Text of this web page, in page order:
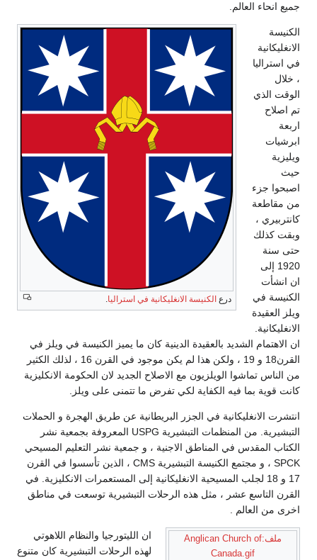
جميع انحاء العالم.
درع الكنيسة الانغليكانية في استراليا.
الكنيسة
الانغليكانية
في استراليا
، خلال
الوقت الذي
تم اصلاح
اربعة
ابرشيات
ويليزية
حيث
اصبحوا جزء
من مقاطعة
كانتربيري ،
وبقت كذلك
حتى سنة
1920 إلى
ان انشأت
الكنيسة في
ويلز العقيدة
الانغليكانية.
ان الاهتمام الشديد بالعقيدة الدينية كان ما يميز الكنيسة في ويلز في
القرن18 و 19 ، ولكن هذا لم يكن موجود في القرن 16 ، لذلك الكثير
من الناس تماشوا الويلزيون مع الاصلاح الجديد لان الحكومة الانكليزية
كانت قوية بما فيه الكفاية لكي تفرض ما تتمنى على ويلز.
انتشرت الانغليكانية في الجزر البريطانية عن طريق الهجرة و الحملات
التبشيرية. من المنظمات التبشيرية USPG المعروفة بجمعية نشر
الكتاب المقدس في المناطق الاجنية ، و جمعية نشر التعليم المسيحي
SPCK ، و مجتمع الكنيسة التبشيرية CMS ، الذين تأسسوا في القرن
17 و 18 لجلب المسيحية الانغليكانية إلى المستعمرات الانكليزية. في
القرن التاسع عشر ، مثل هذه الرحلات التبشيرية توسعت في مناطق
اخرى من العالم .
ملف:Anglican Church of
Canada.gif
ان الليتورجيا والنظام اللاهوتي
لهذه الرحلات التبشيرية كان متنوع